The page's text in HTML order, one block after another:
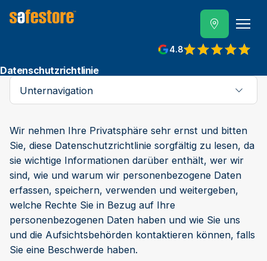
4.8
Datenschutzrichtlinie
Unternavigation
Wir nehmen Ihre Privatsphäre sehr ernst und bitten
Sie, diese Datenschutzrichtlinie sorgfältig zu lesen, da
sie wichtige Informationen darüber enthält, wer wir
sind, wie und warum wir personenbezogene Daten
erfassen, speichern, verwenden und weitergeben,
welche Rechte Sie in Bezug auf Ihre
personenbezogenen Daten haben und wie Sie uns
und die Aufsichtsbehörden kontaktieren können, falls
Sie eine Beschwerde haben.